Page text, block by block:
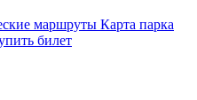
маршруты Карта парка
билет